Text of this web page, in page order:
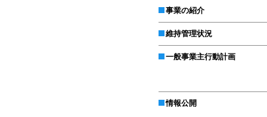
事業の紹介
維持管理状況
一般事業主行動計画
情報公開